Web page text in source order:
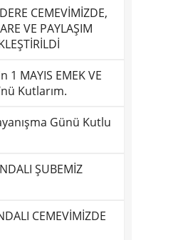
CEMEVİMİZDE,
VE PAYLAŞIM
MAYIS EMEK VE
Kutlarım.
Günü Kutlu
ŞUBEMİZ
CEMEVİMİZDE